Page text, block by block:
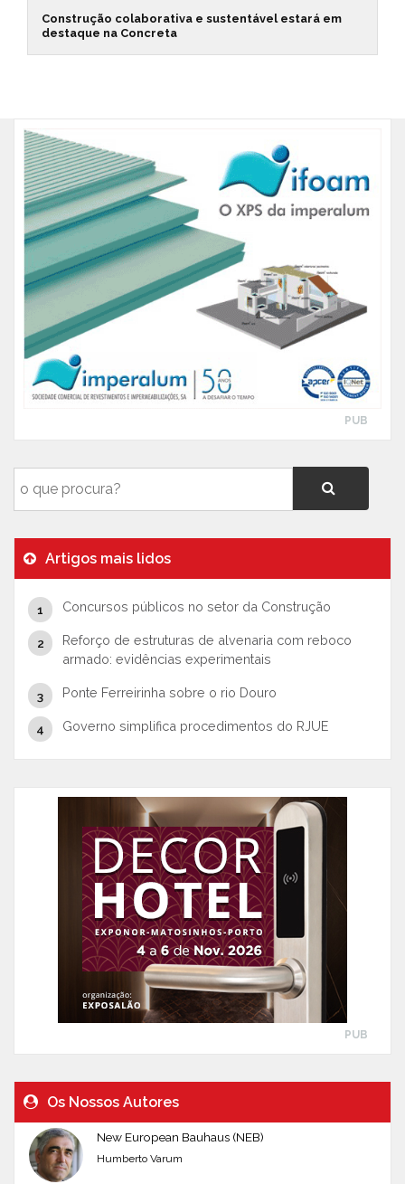
Construção colaborativa e sustentável estará em
destaque na Concreta
PUB
Artigos mais lidos
Concursos públicos no setor da Construção
Reforço de estruturas de alvenaria com reboco
armado: evidências experimentais
Ponte Ferreirinha sobre o rio Douro
Governo simplifica procedimentos do RJUE
PUB
Os Nossos Autores
New European Bauhaus (NEB)
Humberto Varum